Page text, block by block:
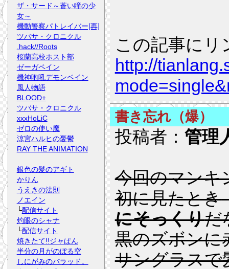
この記事にリ
http://
書き忘れ（爆）
投稿者： 管理
今回のマンキ
初に見たとき
にそっくりだ
黒のズボンに
サングラスで
ザ・サード～蒼い瞳の少
女～
機動警察パトレイバー[再]
ツバサ・クロニクル
.hack//Roots
桜蘭高校ホスト部
ゼーガペイン
機神咆吼デモンベイン
風人物語
BLOOD+
ツバサ・クロニクル
xxxHoLiC
ゼロの使い魔
涼宮ハルヒの憂鬱
RAY THE ANIMATION
銀色の髪のアギト
かりん
うえきの法則
ノエイン
└配信サイト
灼眼のシャナ
└配信サイト
焼きたて!!ジャぱん
半分の月がのぼる空
しにがみのバラッド。